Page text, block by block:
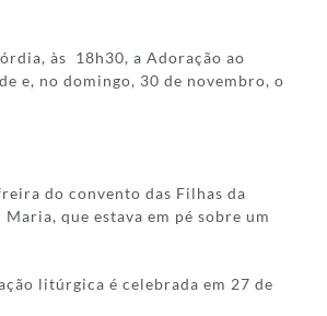
às 18h30, a Adoração ao
e, no domingo, 30 de novembro, o
do convento das Filhas da
que estava em pé sobre um
litúrgica é celebrada em 27 de